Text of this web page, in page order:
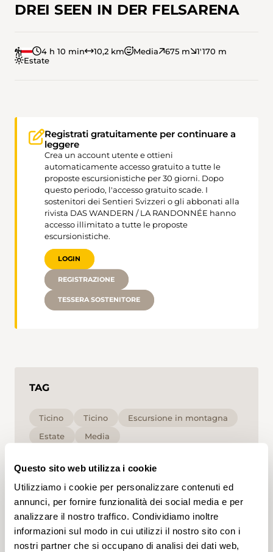
Questo sito web utilizza i cookie
Utilizziamo i cookie per personalizzare contenuti ed
annunci, per fornire funzionalità dei social media e per
analizzare il nostro traffico. Condividiamo inoltre
informazioni sul modo in cui utilizzi il nostro sito con i
nostri partner che si occupano di analisi dei dati web,
DREI SEEN IN DER FELSARENA
4 h 10 min 10,2 km Media 675 m
1'170 m
Estate
Registrati gratuitamente per continuare a
leggere
Crea un account utente e ottieni
automaticamente accesso gratuito a tutte le
proposte escursionistiche per 30 giorni. Dopo
questo periodo, l'accesso gratuito scade. I
sostenitori dei Sentieri Svizzeri o gli abbonati alla
rivista DAS WANDERN / LA RANDONNÉE hanno
accesso illimitato a tutte le proposte
escursionistiche.
LOGIN
REGISTRAZIONE
TESSERA SOSTENITORE
TAG
Ticino Ticino
Escursione in montagna
Estate
Media
Cliccando su un tag, puoi aggiungerlo al tuo
ai tuoi interessi. I tag possono essere salvati solo in
un account.